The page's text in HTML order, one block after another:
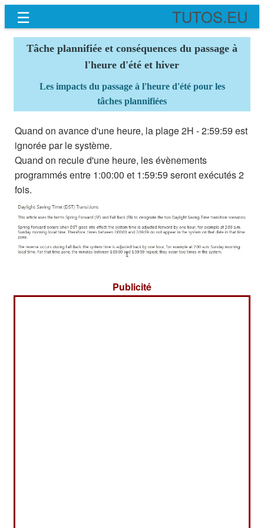
☰ TUTOS.EU
Tâche plannifiée et conséquences du passage à
l'heure d'été et hiver
Les impacts du passage à l'heure d'été pour les
tâches plannifiées
Quand on avance d'une heure, la plage 2H - 2:59:59 est
ignorée par le système.
Quand on recule d'une heure, les évènements
programmés entre 1:00:00 et 1:59:59 seront exécutés 2
fois.
Publicité